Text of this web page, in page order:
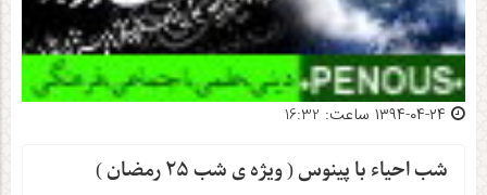
شب احیاء با پینوس ( ویژه ی شب ۲۵ رمضان )